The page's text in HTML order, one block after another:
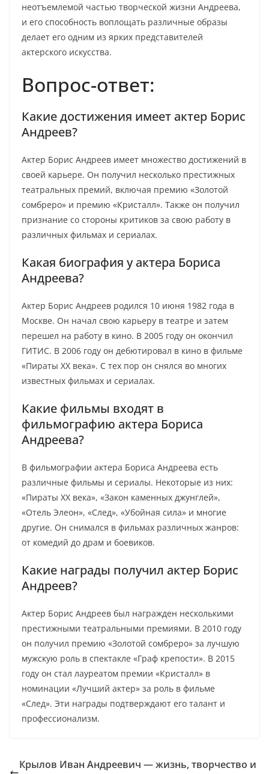
неотъемлемой частью творческой жизни Андреева,
и его способность воплощать различные образы
делает его одним из ярких представителей
актерского искусства.
Вопрос-ответ:
Какие достижения имеет актер Борис
Андреев?
Актер Борис Андреев имеет множество достижений в
своей карьере. Он получил несколько престижных
театральных премий, включая премию «Золотой
сомбреро» и премию «Кристалл». Также он получил
признание со стороны критиков за свою работу в
различных фильмах и сериалах.
Какая биография у актера Бориса
Андреева?
Актер Борис Андреев родился 10 июня 1982 года в
Москве. Он начал свою карьеру в театре и затем
перешел на работу в кино. В 2005 году он окончил
ГИТИС. В 2006 году он дебютировал в кино в фильме
«Пираты XX века». С тех пор он снялся во многих
известных фильмах и сериалах.
Какие фильмы входят в
фильмографию актера Бориса
Андреева?
В фильмографии актера Бориса Андреева есть
различные фильмы и сериалы. Некоторые из них:
«Пираты XX века», «Закон каменных джунглей»,
«Отель Элеон», «След», «Убойная сила» и многие
другие. Он снимался в фильмах различных жанров:
от комедий до драм и боевиков.
Какие награды получил актер Борис
Андреев?
Актер Борис Андреев был награжден несколькими
престижными театральными премиями. В 2010 году
он получил премию «Золотой сомбреро» за лучшую
мужскую роль в спектакле «Граф крепости». В 2015
году он стал лауреатом премии «Кристалл» в
номинации «Лучший актер» за роль в фильме
«След». Эти награды подтверждают его талант и
профессионализм.
Крылов Иван Андреевич — жизнь, творчество и